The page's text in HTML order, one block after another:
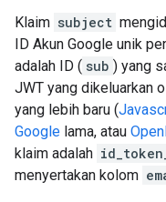
Klaim subject
ID Akun Google unik
adalah ID ( sub ) yang
JWT yang dikeluarkan
yang lebih baru (
Google lama, atau
klaim adalah
menyertakan kolom